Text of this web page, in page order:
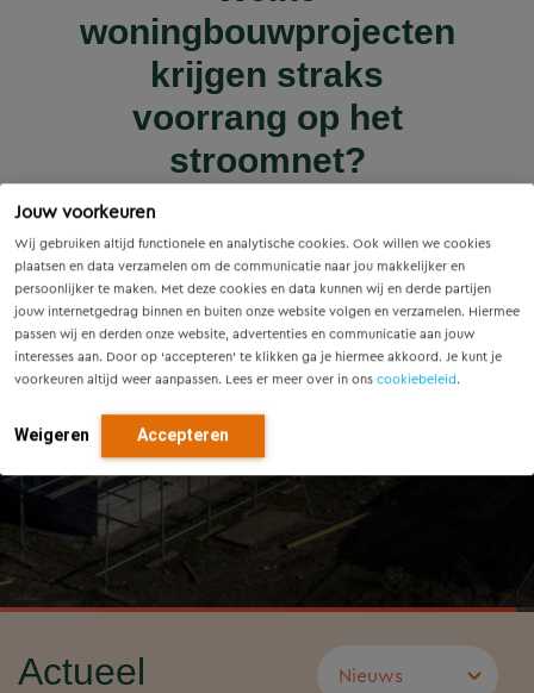
Jouw voorkeuren
Wij gebruiken altijd functionele en analytische cookies. Ook willen we cookies
plaatsen en data verzamelen om de communicatie naar jou makkelijker en
persoonlijker te maken. Met deze cookies en data kunnen wij en derde partijen
jouw internetgedrag binnen en buiten onze website volgen en verzamelen. Hiermee
passen wij en derden onze website, advertenties en communicatie aan jouw
interesses aan. Door op ‘accepteren’ te klikken ga je hiermee akkoord. Je kunt je
voorkeuren altijd weer aanpassen. Lees er meer over in ons cookiebeleid.
Weigeren Accepteren
woningbouwprojecten
krijgen straks
voorrang op het
stroomnet?
Lees meer
nieuws | nieuws
Innovatieve pilot bij
sluiscomplex Helmond
Lees meer
Slim onderzoek
voorkomt onnodige
vervanging van
Eindhovense tunnel
Voorzieningenscan
Drenthe: inzicht voor
vandaag, richting voor
morgen
Wet versterking regie
volkshuisvesting in
werking: wat betekent
dit voor gemeenten?
Actueel